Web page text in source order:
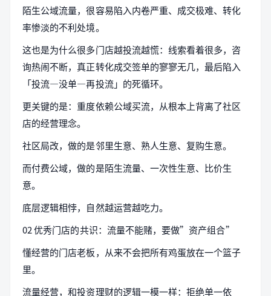
陌生公域流量，很容易陷入内卷严重、成交极难、转化
率惨淡的不利处境。
这也是为什么很多门店越投流越慌：线索看着很多，咨
询热闹不断，真正转化成交签单的寥寥无几，最后陷入
「投流—没单—再投流」的死循环。
更关键的是：重度依赖公域买流，从根本上背离了社区
店的经营理念。
社区局改，做的是邻里生意、熟人生意、复购生意。
而付费公域，做的是陌生流量、一次性生意、比价生
意。
底层逻辑相悖，自然越运营越吃力。
02 优秀门店的共识：流量不能赌，要做”资产组合”
懂经营的门店老板，从来不会把所有鸡蛋放在一个篮子
里。
流量经营，和投资理财的逻辑一模一样：拒绝单一依